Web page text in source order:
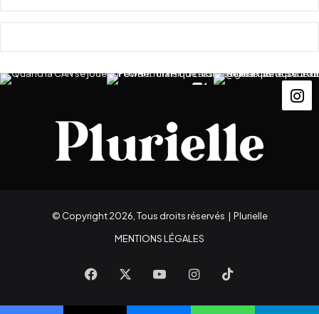
s
s
n
© Copyright 2026, Tous droits réservés | Plurielle
MENTIONS LÉGALES
Facebook YouTubeInstagram